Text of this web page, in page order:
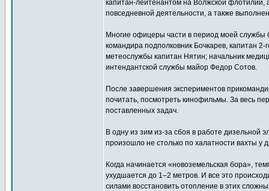
капитан-лейтенантом на Волжской флотилии,
повседневной деятельности, а также
Многие офицеры части в период моей службы
командира подполковник Бочкарев, капитан 2-
метеослужбы капитан Нятин; начальник
интендантской службы майор Федор Сотов.
После завершения экспериментов
почитать, посмотреть кинофильмы. За весь
поставленных задач.
В одну из зим из-за сбоя в работе дизельной
произошло не столько по халатности вахты у
Когда начинается «новоземельская бора»,
ухудшается до 1–2 метров. И все это
силами восстановить отопление в этих